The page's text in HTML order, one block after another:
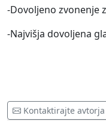
-Dovoljeno zvonenje
-Najvišja dovoljena
Kontaktirajte avtorja